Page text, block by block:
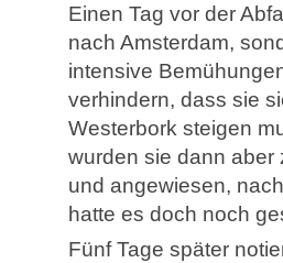
Einen Tag vor der
nach Amsterdam,
intensive
verhindern, dass sie
Westerbork steigen
wurden sie dann aber
und angewiesen,
hatte es doch noch
Fünf Tage später